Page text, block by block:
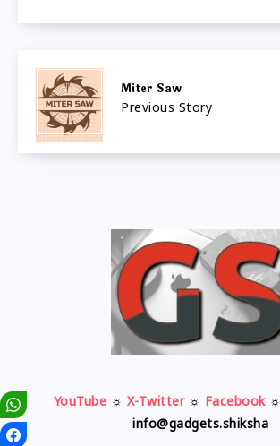
Miter Saw
Previous Story
YouTube ☼ X-Twitter☼ Facebook☼
info@gadgets.shiksha